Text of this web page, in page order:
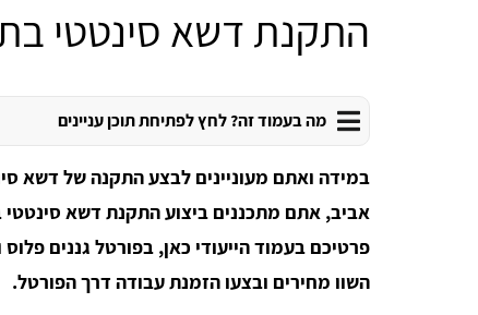
התקנת דשא סינטטי
מה בעמוד זה? לחץ לפתיחת תוכן עניינים
במידה ואתם מעוניינים לבצע התקנה של דשא
אביב, אתם מתכננים ביצוע התקנת דשא
פרטיכם בעמוד הייעודי כאן, בפורטל גננים
השוו מחירים ובצעו הזמנת עבודה דרך הפורטל.